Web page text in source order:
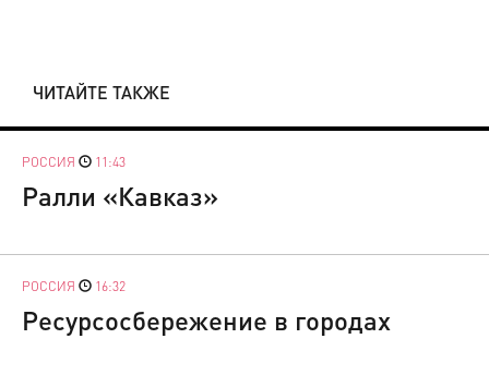
ЧИТАЙТЕ ТАКЖЕ
РОССИЯ 11:43
Ралли «Кавказ»
РОССИЯ 16:32
Ресурсосбережение в городах